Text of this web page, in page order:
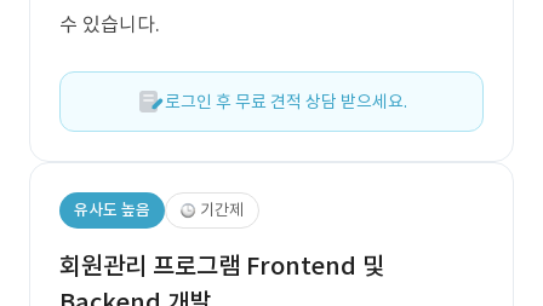
수 있습니다.
로그인 후 무료 견적 상담 받으세요.
유사도 높음 기간제
회원관리 프로그램 Frontend 및